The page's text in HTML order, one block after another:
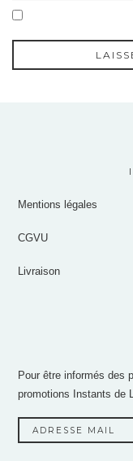
Mentions légales
CGVU
Livraison
Pour être informés des
promotions Instants de